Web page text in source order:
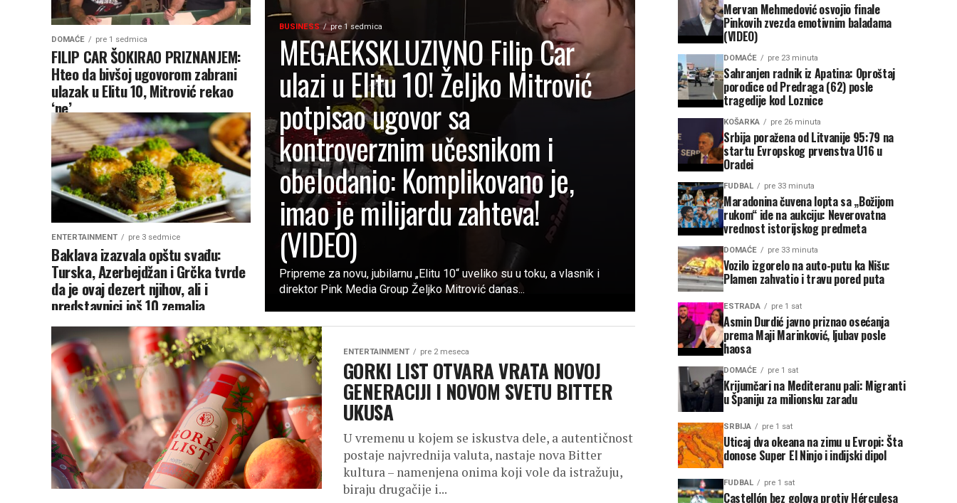
BUSINESS pre 1 sedmica
MEGAEKSKLUZIVNO Filip Car
ulazi u Elitu 10! Željko Mitrović
potpisao ugovor sa
kontroverznim učesnikom i
obelodanio: Komplikovano je,
imao je milijardu zahteva!
(VIDEO)
Pripreme za novu, jubilarnu „Elitu 10“ uveliko su u toku, a vlasnik i
direktor Pink Media Group Željko Mitrović danas...
DOMAĆE pre 1 sedmica
FILIP CAR ŠOKIRAO PRIZNANJEM:
Hteo da bivšoj ugovorom zabrani
ulazak u Elitu 10, Mitrović rekao
‘ne’
ENTERTAINMENT pre 3 sedmice
Baklava izazvala opštu svađu:
Turska, Azerbejdžan i Grčka tvrde
da je ovaj dezert njihov, ali i
predstavnici još 10 zemalja
ENTERTAINMENT pre 2 meseca
GORKI LIST OTVARA VRATA NOVOJ
GENERACIJI I NOVOM SVETU BITTER
UKUSA
U vremenu u kojem se iskustva dele, a autentičnost
postaje najvrednija valuta, nastaje nova Bitter
kultura – namenjena onima koji vole da istražuju,
biraju drugačije i...
Mervan Mehmedović osvojio finale
Pinkovih zvezda emotivnim baladama
(VIDEO)
DOMAĆE pre 23 minuta
Sahranjen radnik iz Apatina: Oproštaj
porodice od Predraga (62) posle
tragedije kod Loznice
KOŠARKA pre 26 minuta
Srbija poražena od Litvanije 95:79 na
startu Evropskog prvenstva U16 u
Oradei
FUDBAL pre 33 minuta
Maradonina čuvena lopta sa „Božijom
rukom“ ide na aukciju: Neverovatna
vrednost istorijskog predmeta
DOMAĆE pre 33 minuta
Vozilo izgorelo na auto-putu ka Nišu:
Plamen zahvatio i travu pored puta
ESTRADA pre 1 sat
Asmin Durdić javno priznao osećanja
prema Maji Marinković, ljubav posle
haosa
DOMAĆE pre 1 sat
Krijumčari na Mediteranu pali: Migranti
u Španiju za milionsku zaradu
SRBIJA pre 1 sat
Uticaj dva okeana na zimu u Evropi: Šta
donose Super El Ninjo i indijski dipol
FUDBAL pre 1 sat
Castellón bez golova protiv Hérculesa